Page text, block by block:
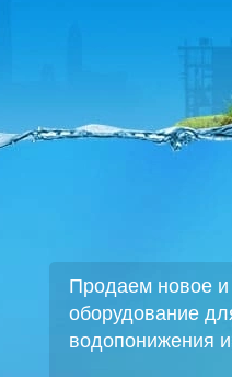
Продаем новое и
оборудование
водопонижения